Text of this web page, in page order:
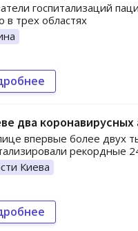
госпитализаций
в трех областях
два
впервые более двух
рекордные
Киева